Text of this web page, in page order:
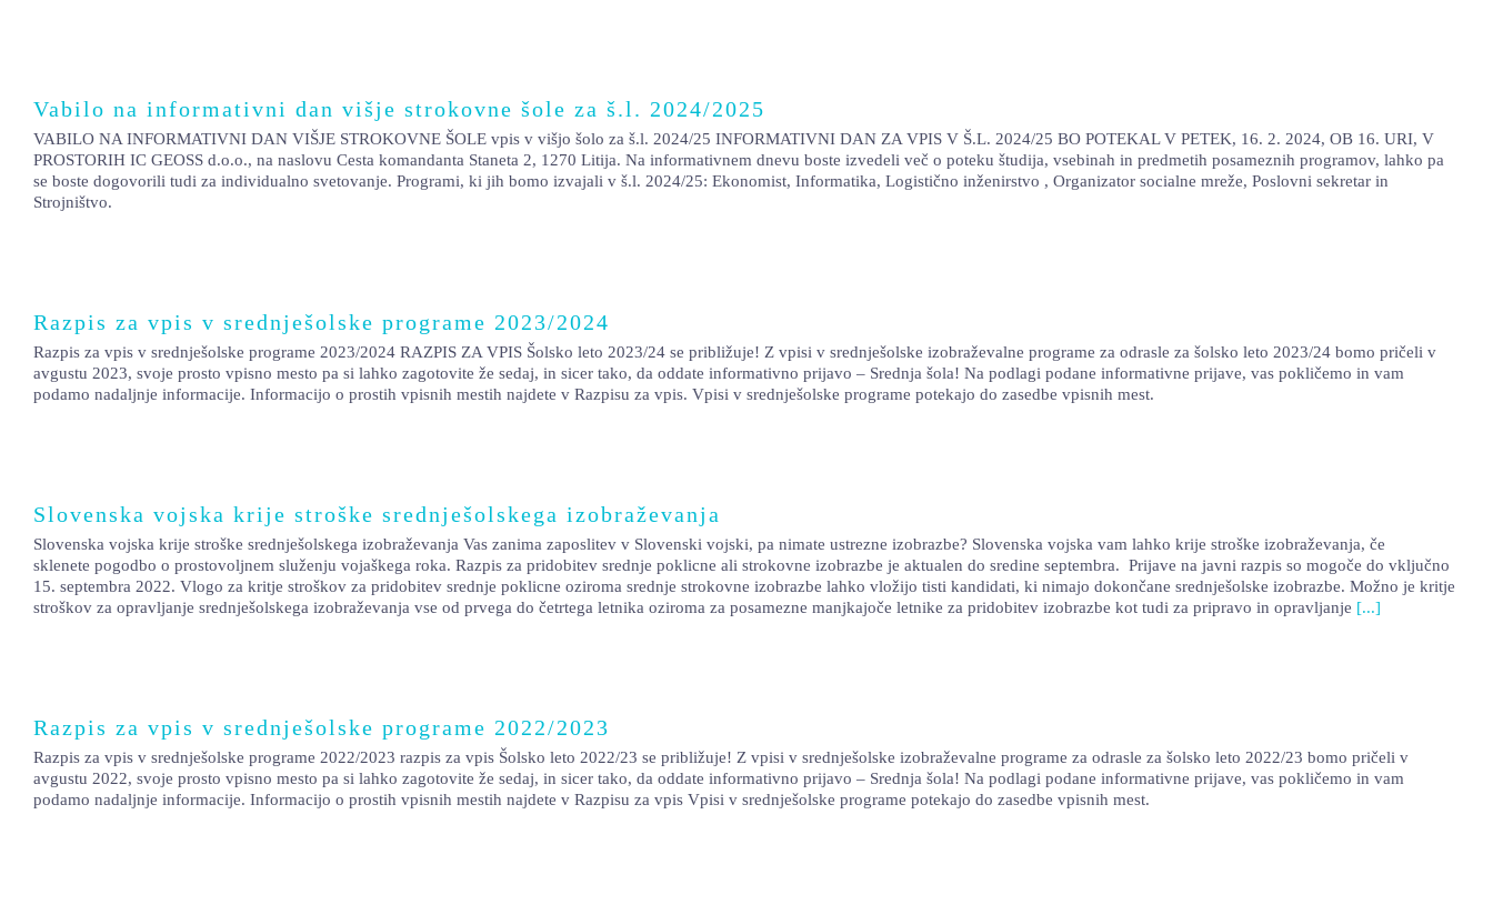
Vabilo na informativni dan višje strokovne šole za š.l. 2024/2025
VABILO NA INFORMATIVNI DAN VIŠJE STROKOVNE ŠOLE vpis v višjo šolo za š.l. 2024/25 INFORMATIVNI DAN ZA VPIS V Š.L. 2024/25 BO POTEKAL V PETEK, 16. 2. 2024, OB 16. URI, V
PROSTORIH IC GEOSS d.o.o., na naslovu Cesta komandanta Staneta 2, 1270 Litija. Na informativnem dnevu boste izvedeli več o poteku študija, vsebinah in predmetih posameznih programov, lahko pa
se boste dogovorili tudi za individualno svetovanje. Programi, ki jih bomo izvajali v š.l. 2024/25: Ekonomist, Informatika, Logistično inženirstvo , Organizator socialne mreže, Poslovni sekretar in
Strojništvo.
Razpis za vpis v srednješolske programe 2023/2024
Razpis za vpis v srednješolske programe 2023/2024 RAZPIS ZA VPIS Šolsko leto 2023/24 se približuje! Z vpisi v srednješolske izobraževalne programe za odrasle za šolsko leto 2023/24 bomo pričeli v
avgustu 2023, svoje prosto vpisno mesto pa si lahko zagotovite že sedaj, in sicer tako, da oddate informativno prijavo – Srednja šola! Na podlagi podane informativne prijave, vas pokličemo in vam
podamo nadaljnje informacije. Informacijo o prostih vpisnih mestih najdete v Razpisu za vpis. Vpisi v srednješolske programe potekajo do zasedbe vpisnih mest.
Slovenska vojska krije stroške srednješolskega izobraževanja
Slovenska vojska krije stroške srednješolskega izobraževanja Vas zanima zaposlitev v Slovenski vojski, pa nimate ustrezne izobrazbe? Slovenska vojska vam lahko krije stroške izobraževanja, če
sklenete pogodbo o prostovoljnem služenju vojaškega roka. Razpis za pridobitev srednje poklicne ali strokovne izobrazbe je aktualen do sredine septembra. Prijave na javni razpis so mogoče do vključno
15. septembra 2022. Vlogo za kritje stroškov za pridobitev srednje poklicne oziroma srednje strokovne izobrazbe lahko vložijo tisti kandidati, ki nimajo dokončane srednješolske izobrazbe. Možno je kritje
stroškov za opravljanje srednješolskega izobraževanja vse od prvega do četrtega letnika oziroma za posamezne manjkajoče letnike za pridobitev izobrazbe kot tudi za pripravo in opravljanje [...]
Razpis za vpis v srednješolske programe 2022/2023
Razpis za vpis v srednješolske programe 2022/2023 razpis za vpis Šolsko leto 2022/23 se približuje! Z vpisi v srednješolske izobraževalne programe za odrasle za šolsko leto 2022/23 bomo pričeli v
avgustu 2022, svoje prosto vpisno mesto pa si lahko zagotovite že sedaj, in sicer tako, da oddate informativno prijavo – Srednja šola! Na podlagi podane informativne prijave, vas pokličemo in vam
podamo nadaljnje informacije. Informacijo o prostih vpisnih mestih najdete v Razpisu za vpis Vpisi v srednješolske programe potekajo do zasedbe vpisnih mest.